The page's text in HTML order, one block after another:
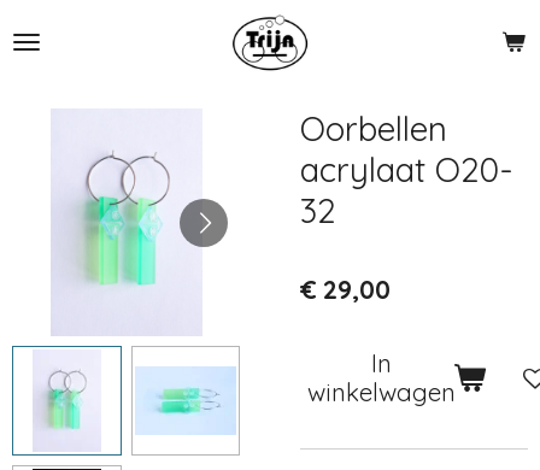
direct
Oorbellen
acrylaat O20-
32
€ 29,00
In
winkelwagen